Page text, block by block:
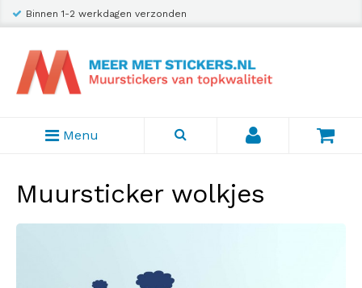
Binnen 1-2 werkdagen verzonden
Menu
Muursticker wolkjes